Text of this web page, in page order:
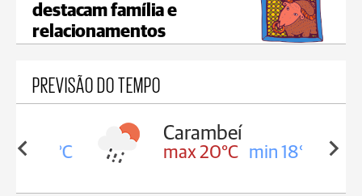
destacam família e
relacionamentos
PREVISÃO DO TEMPO
18°C
Carambeí
max 20°C min 18°C